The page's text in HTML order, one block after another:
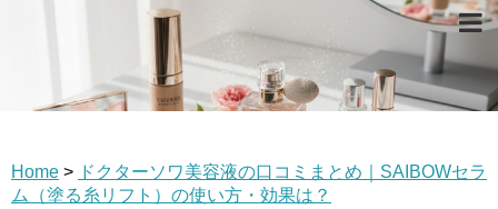
Home > ドクターソワ美容液の口コミまとめ｜SAIBOWセラ
ム（塗る糸リフト）の使い方・効果は？